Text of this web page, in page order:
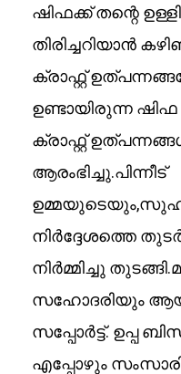
ഷിഫക്ക് തന്റെ
തിരിച്ചറിയാൻ
ക്രാഫ്റ്റ്
ഉണ്ടായിരുന്ന
ക്രാഫ്റ്റ്
ആരംഭിച്ചു.പിന്നീട്
നിർദ്ദേശത്തെ
നിർമ്മിച്ചു
സഹോദരിയും
സപ്പോർട്ട്. ഉപ്പ
എപ്പോഴും